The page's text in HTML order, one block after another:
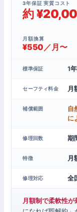
3年保証 実質コスト
約
月額換算
¥550／月〜
標準保証 1
セーフティ料金 月
補償範囲
自
に
修理回数 期
特徴 月
修理対応 全
月額制で柔軟性が